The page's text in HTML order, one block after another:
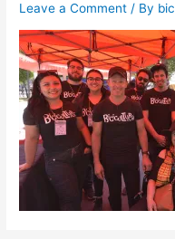
Leave a Comment / By